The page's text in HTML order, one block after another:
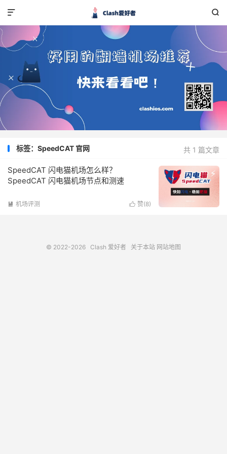


共 1 篇文章
标签：SpeedCAT 官网
SpeedCAT 闪电猫机场怎么样？
SpeedCAT 闪电猫机场节点和测速
 赞(8)
 机场评测
© 2022-2026 Clash 爱好者 关于本站 网站地图